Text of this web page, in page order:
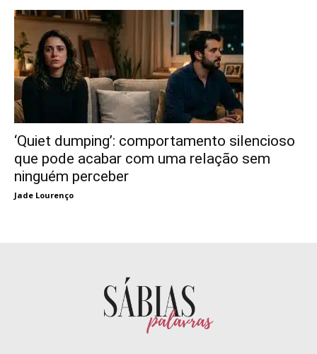
‘Quiet dumping’: comportamento silencioso
que pode acabar com uma relação sem
ninguém perceber
Jade Lourenço